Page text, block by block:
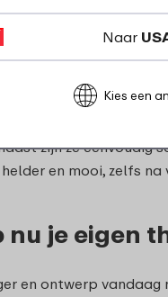
voor een gezellig
de vrije loop,
met
kwaliteit en
zijn ze eenvoudig
en mooi, zelfs na
je eigen
en ontwerp
Naar